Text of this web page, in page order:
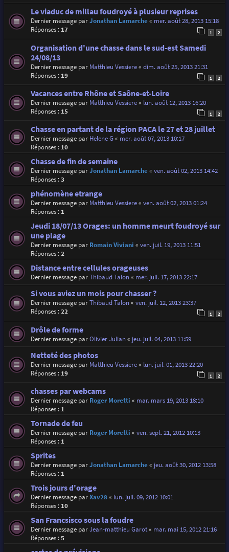
Le viaduc de millau foudroyé à plusieur reprises
Dernier message parJonathan Lamarche« mer. août 28, 2013 15:18
Réponses : 17 1 2
Organisation d'une chasse dans le sud-est Samedi
24/08/13
Dernier message par Matthieu Vessiere« dim. août 25, 2013 21:31
Réponses : 19 1 2
Vacances entre Rhône et Saône-et-Loire
Dernier message par Matthieu Vessiere« lun. août 12, 2013 16:20
Réponses : 15 1 2
Chasse en partant de la région PACA le 27 et 28 juillet
Dernier message par Helene G« mer. août 07, 2013 10:17
Réponses : 10
Chasse de fin de semaine
Dernier message parJonathan Lamarche« ven. août 02, 2013 14:42
Réponses :3
phénomène etrange
Dernier message par Matthieu Vessiere« ven. août 02, 2013 01:24
Réponses : 1
Jeudi 18/07/13 Orages: un homme meurt foudroyé sur
une plage
Dernier message par Romain Viviani « ven. juil. 19, 2013 11:51
Réponses :2
Distance entre cellules orageuses
Dernier message parThibaud Talon« mer. juil. 17, 2013 22:17
Si vous aviez un mois pour chasser ?
Dernier message parThibaud Talon« ven. juil. 12, 2013 23:37
Réponses :22 1 2
Drôle de forme
Dernier message parOlivier Julian« jeu. juil. 04, 2013 11:59
Netteté des photos
Dernier message par Matthieu Vessiere« lun. juil. 01, 2013 22:20
Réponses : 19 1 2
chasses par webcams
Dernier message par Roger Moretti « mar. mars 19, 2013 18:10
Réponses : 1
Tornade de feu
Dernier message par Roger Moretti « ven. sept. 21, 2012 10:13
Réponses : 1
Sprites
Dernier message parJonathan Lamarche« jeu. août 30, 2012 13:58
Réponses : 1
Trois jours d'orage
Dernier message parXav28« lun. juil. 09, 2012 10:01
Réponses : 10
San Francsisco sous la foudre
Dernier message parJean-matthieu Garot« mar. mai 15, 2012 21:16
Réponses :5